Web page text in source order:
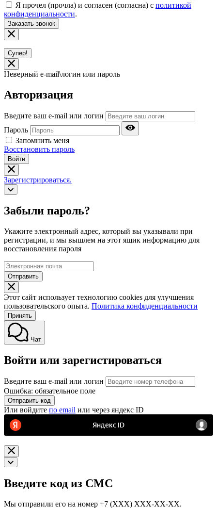
Я прочел (прочла) и согласен (согласна) с политикой
конфиденциальности.
Заказать звонок
Супер!
Неверный e-mail\логин или пароль
Авторизация
Введите ваш e-mail или логин
Пароль
Запомнить меня
Восстановить пароль
Войти
Зарегистрироваться.
Забыли пароль?
Укажите электронный адрес, который вы указывали при
регистрации, и мы вышлем на этот ящик информацию для
восстановления пароля
Отправить
Этот сайт использует технологию cookies для улучшения
пользовательского опыта. Политика конфиденциальности
Принять
Чат
Войти или зарегистироваться
Введите ваш e-mail или логин
Ошибка: обязательное поле
Отправить код
Или войдите по email или через яндекс ID
Введите код из СМС
Мы отправили его на номер +7 (ХХХ) ХХХ-ХХ-ХХ.